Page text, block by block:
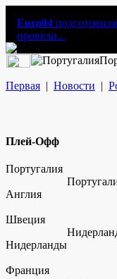
Euro04
провели...
Первая | Новости |
Плей-Офф
Португалия
Англия
Швеция
Нидерланды
Франция